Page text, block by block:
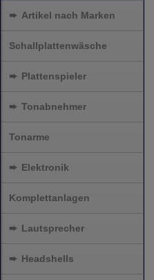
➨ Artikel nach Marken
Schallplattenwäsche
➨ Plattenspieler
➨ Tonabnehmer
Tonarme
➨ Elektronik
Komplettanlagen
➨ Lautsprecher
➨ Headshells